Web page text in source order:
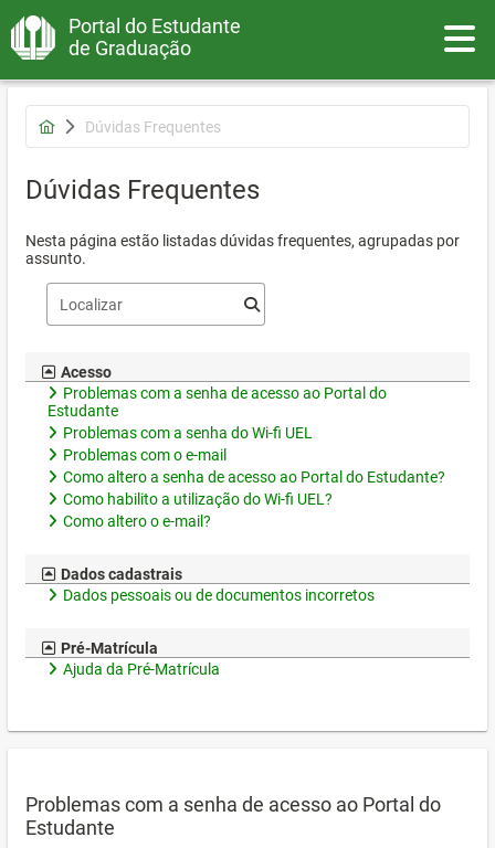
Portal do Estudante
de Graduação
Dúvidas Frequentes
Dúvidas Frequentes
Nesta página estão listadas dúvidas frequentes, agrupadas por
assunto.
Acesso
Problemas com a senha de acesso ao Portal do
Estudante
Problemas com a senha do Wi-fi UEL
Problemas com o e-mail
Como altero a senha de acesso ao Portal do Estudante?
Como habilito a utilização do Wi-fi UEL?
Como altero o e-mail?
Dados cadastrais
Dados pessoais ou de documentos incorretos
Pré-Matrícula
Ajuda da Pré-Matrícula
Problemas com a senha de acesso ao Portal do
Estudante